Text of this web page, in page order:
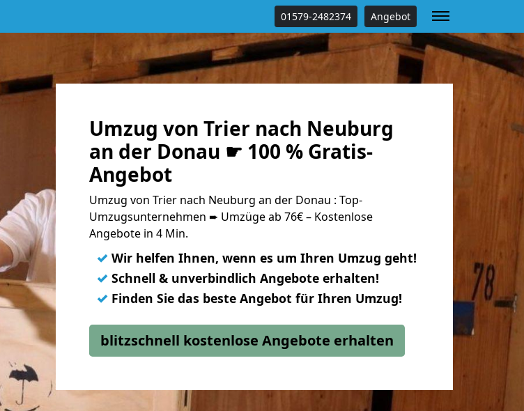
01579-2482374 Angebot
Umzug von Trier nach Neuburg
an der Donau ☛ 100 % Gratis-
Angebot
Umzug von Trier nach Neuburg an der Donau : Top-
Umzugsunternehmen ➨ Umzüge ab 76€ – Kostenlose
Angebote in 4 Min.
✓ Wir helfen Ihnen, wenn es um Ihren Umzug geht!
✓ Schnell & unverbindlich Angebote erhalten!
✓ Finden Sie das beste Angebot für Ihren Umzug!
blitzschnell kostenlose Angebote erhalten